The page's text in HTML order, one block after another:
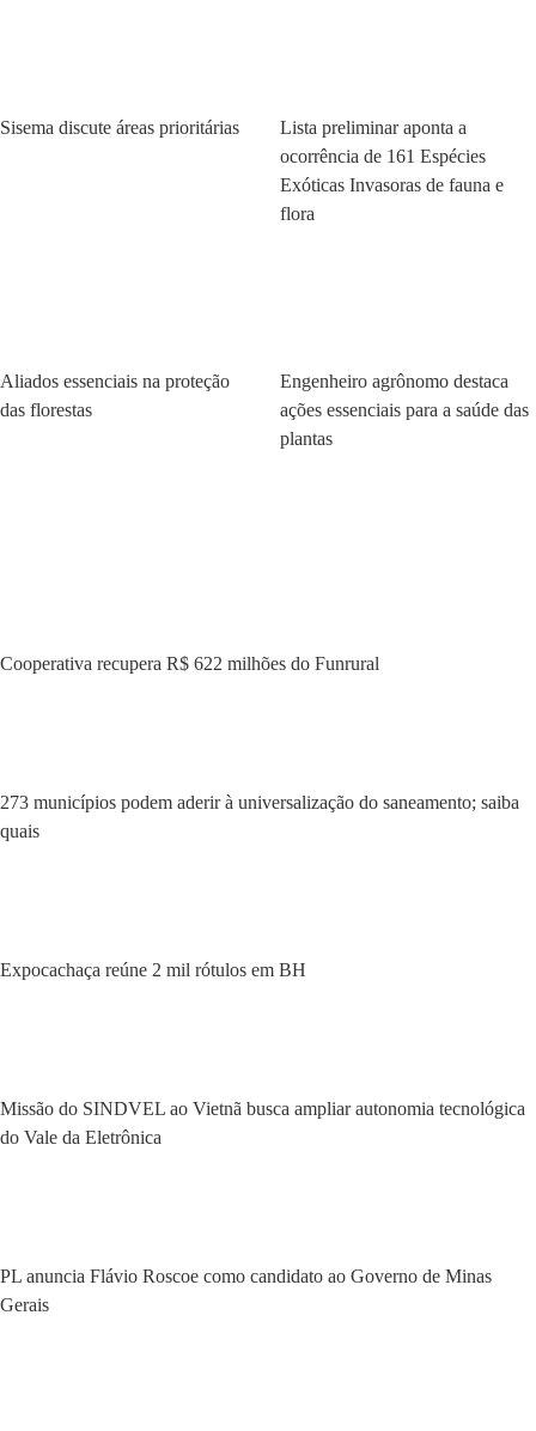
Sisema discute áreas prioritárias
Lista preliminar aponta a
ocorrência de 161 Espécies
Exóticas Invasoras de fauna e
flora
Aliados essenciais na proteção
das florestas
Engenheiro agrônomo destaca
ações essenciais para a saúde das
plantas
Cooperativa recupera R$ 622 milhões do Funrural
273 municípios podem aderir à universalização do saneamento; saiba
quais
Expocachaça reúne 2 mil rótulos em BH
Missão do SINDVEL ao Vietnã busca ampliar autonomia tecnológica
do Vale da Eletrônica
PL anuncia Flávio Roscoe como candidato ao Governo de Minas
Gerais